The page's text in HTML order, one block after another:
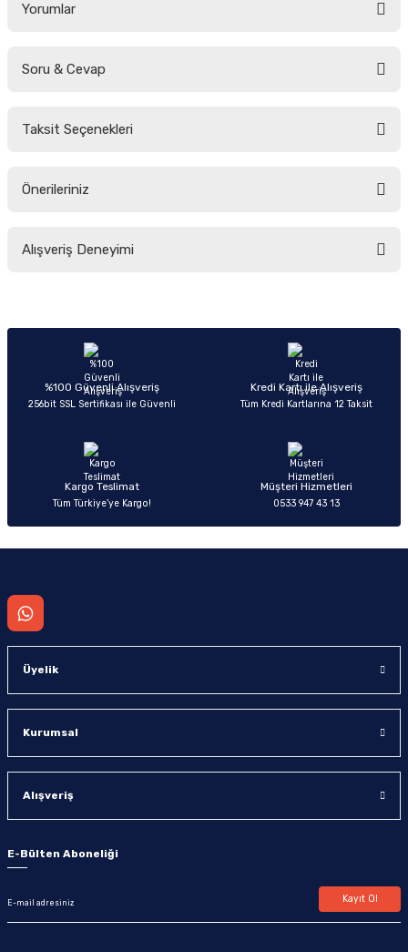
Yorumlar
Soru & Cevap
Taksit Seçenekleri
Önerileriniz
yetersiz gördüğünüz noktaları öneri formunu kullanarak tarafımıza
Ürün açıklamasında eksik bilgiler bulunuyor.
Ürün bilgilerinde hatalar bulunuyor.
Ürün fiyatı diğer sitelerden daha pahalı.
Alışveriş Deneyimi
Sitemize ilk yorumu siz yapın!
%100 Güvenli Alışveriş
256bit SSL Sertifikası ile Güvenli
Kredi Kartı ile Alışveriş
Tüm Kredi Kartlarına 12 Taksit
Kargo Teslimat
Tüm Türkiye’ye Kargo!
Müşteri Hizmetleri
0533 947 43 13
Üyelik
Kurumsal
Alışveriş
E-Bülten Aboneliği
Kayıt Ol